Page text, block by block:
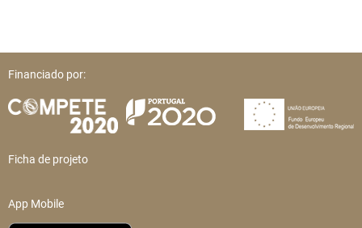
Financiado por:
Ficha de projeto
App Mobile